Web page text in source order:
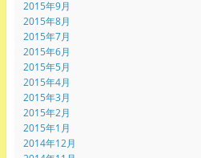
2015年9月
2015年8月
2015年7月
2015年6月
2015年5月
2015年4月
2015年3月
2015年2月
2015年1月
2014年12月